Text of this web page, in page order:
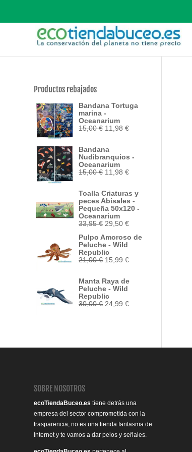
Productos rebajados
Bandana Tortuga
marina -
Oceanarium
15,00€ El
era:
15,00 €.
11,98€El
11,98 €.
Bandana
Nudibranquios -
Oceanarium
15,00€ El
era:
15,00 €.
11,98€El
es:
11,98 €.
Toalla Criaturas y
peces Abisales -
Pequeña 50x120 -
Oceanarium
33,95€ El
original
era:
33,95 €.
29,50€El
actual
Pulpo Amoroso de
Peluche - Wild
Republic
21,00€ El
era:
21,00 €.
15,99€El
es:
Manta Raya de
Peluche - Wild
Republic
30,00€ El
24,99€El
SOBRE NOSOTROS
ecoTiendaBuceo.es tiene detrás una
empresa del sector comprometida con la
trasparencia, no es una tienda fantasma de
Internet y te vamos a dar pelos y señales.